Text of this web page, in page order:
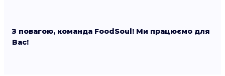
З повагою, команда FoodSoul! Ми працюємо для
Вас!